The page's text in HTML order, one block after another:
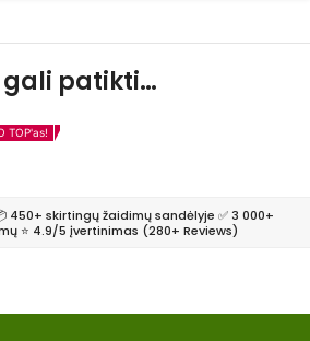
patikti…
TOP'as!
450+ skirtingų žaidimų sandėlyje ✅ 3 000+
⭐ 4.9/5 įvertinimas (280+ Reviews)